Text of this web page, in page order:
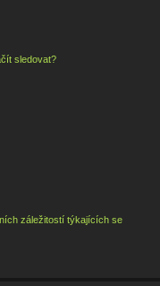
sledovat?
záležitostí týkajících se